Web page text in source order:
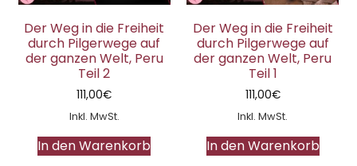
Der Weg in die Freiheit
durch Pilgerwege auf
der ganzen Welt, Peru
Teil 2
111,00€
Inkl. MwSt.
In den Warenkorb
Der Weg in die Freiheit
durch Pilgerwege auf
der ganzen Welt, Peru
Teil 1
111,00€
Inkl. MwSt.
In den Warenkorb